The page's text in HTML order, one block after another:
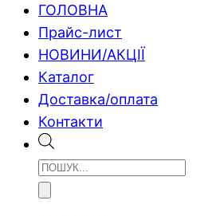
ГОЛОВНА
Прайс-лист
НОВИНИ/АКЦІЇ
Каталог
Доставка/оплата
Контакти
Products
search